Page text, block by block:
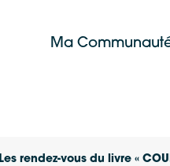
Ma
Les rendez-vous du livre «